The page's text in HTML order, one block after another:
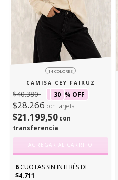
14 COLORES
CAMISA CEY FAIRUZ
$40.380 30 % OFF
$28.266 con tarjeta
$21.199,50 con
transferencia
AGREGAR AL CARRITO
6 CUOTAS SIN INTERÉS DE
$4.711